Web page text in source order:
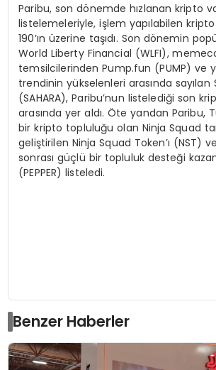
Paribu, son dönemde hızlanan kripto
listelemeleriyle, işlem yapılabilen kripto
190’ın üzerine taşıdı. Son dönemin
World Liberty Financial (WLFI),
temsilcilerinden Pump.fun (PUMP) ve
trendinin yükselenleri arasında sayılan
(SAHARA), Paribu’nun listelediği son
arasında yer aldı. Öte yandan Paribu,
bir kripto topluluğu olan Ninja Squad
geliştirilen Ninja Squad Token’ı (NST)
sonrası güçlü bir topluluk desteği
(PEPPER) listeledi.
Benzer Haberler